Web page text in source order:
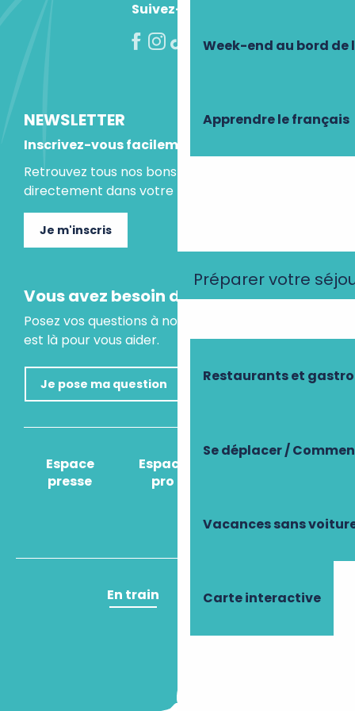
Week-end au bord de
Apprendre le français
Préparer votre
Restaurants et
Se déplacer /
Vacances sans
Carte interactive
Suivez-nous !
NEWSLETTER
Inscrivez-vous facilement
Retrouvez tous nos bons plans et idées séjours
directement dans votre boite mail.
Je m'inscris
Vous avez besoin d'un conseil ?
Posez vos questions à notre assistant virtuel, il
est là pour vous aider.
Je pose ma question
Espace
presse
Espace
pro
Comment venir
En train En avion